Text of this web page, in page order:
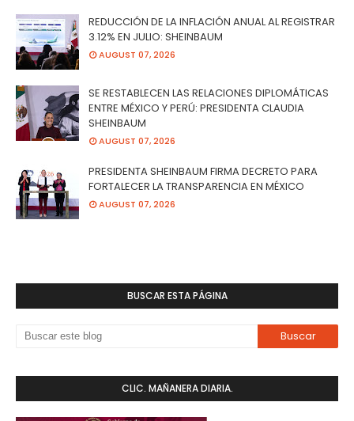
REDUCCIÓN DE LA INFLACIÓN ANUAL AL REGISTRAR
3.12% EN JULIO: SHEINBAUM
AUGUST 07, 2026
SE RESTABLECEN LAS RELACIONES DIPLOMÁTICAS
ENTRE MÉXICO Y PERÚ: PRESIDENTA CLAUDIA
SHEINBAUM
AUGUST 07, 2026
PRESIDENTA SHEINBAUM FIRMA DECRETO PARA
FORTALECER LA TRANSPARENCIA EN MÉXICO
AUGUST 07, 2026
BUSCAR ESTA PÁGINA
CLIC. MAÑANERA DIARIA.